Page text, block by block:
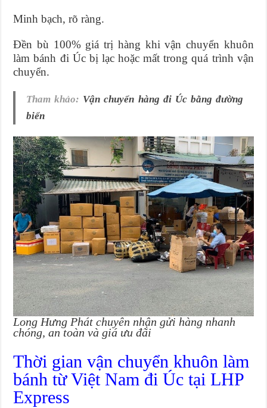
Minh bạch, rõ ràng.
Đền bù 100% giá trị hàng khi vận chuyển khuôn
làm bánh đi Úc bị lạc hoặc mất trong quá trình vận
chuyển.
Tham khảo: Vận chuyển hàng đi Úc bằng đường
biển
Long Hưng Phát chuyên nhận gửi hàng nhanh
chóng, an toàn và giá ưu đãi
Thời gian vận chuyển khuôn làm
bánh từ Việt Nam đi Úc tại LHP
Express